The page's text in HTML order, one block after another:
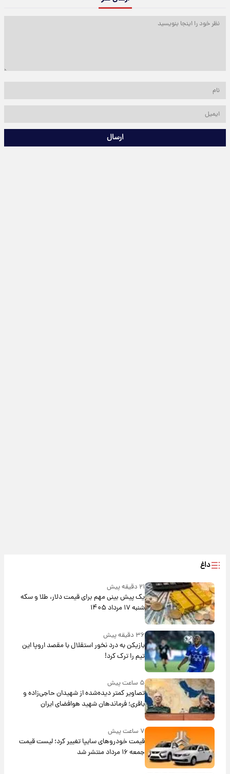
ارسال
داغ
۲۱ دقیقه پیش
یک پیش ‌بینی مهم برای قیمت دلار، طلا و سکه
شنبه ۱۷ مرداد ۱۴۰۵
۳۶ دقیقه پیش
بازیکن به درد نخور استقلال با مقصد اروپا این
تیم را ترک کرد!
۵ ساعت پیش
تصاویر کمتر دیده‌شده از شهیدان حاجی‌زاده و
باقری؛ فرماندهان شهید هوافضای ایران
۷ ساعت پیش
قیمت خودروهای سایپا تغییر کرد؛ لیست قیمت
جمعه ۱۶ مرداد منتشر شد